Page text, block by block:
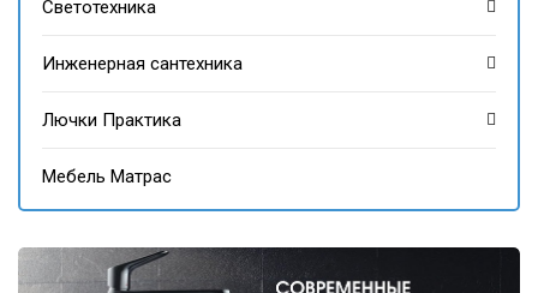
Светотехника
Инженерная сантехника
Лючки Практика
Мебель Матрас